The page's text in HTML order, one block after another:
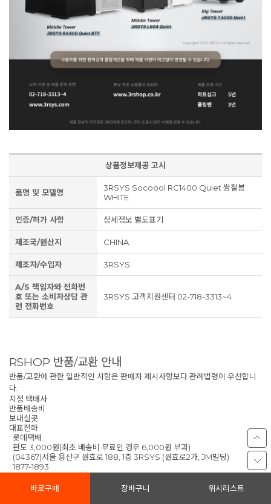
바로구매 장바구니 위시리스트
상품정보제공 고시
품명 및 모델명
3RSYS Socoool RC1400 Quiet 쌍철봉
WHITE
인증/허가 사항 상세정보 별도표기
제조국/원산지 CHINA
제조자/수입자 3RSYS
A/S 책임자와 전화번
호 또는 소비자상담 관
련 전화번호
3RSYS 고객지원센터 02-718-3313~4
RSHOP 반품/교환 안내
반품/교환에 관한 일반적인 사항은 판매자 제시사항보다 관례법령이 우선합니
다.
지정 택배사
반품배송비
보내실곳
대표전화
: 롯데택배
: 편도 3,000원(최초 배송비 무료인 경우 6,000원 부과)
: (04367)서울 용산구 원효로 188, 1층 3RSYS (원효로2가, JM빌딩)
: 1877-1893
반품시 먼저 판매자와 연락하셔서 반품사유, 택배사, 배송비, 반품지 주소 등을